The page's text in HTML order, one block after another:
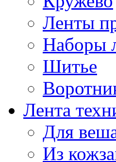
Ленты
Наборы
Шитье
Лента
Для
Из